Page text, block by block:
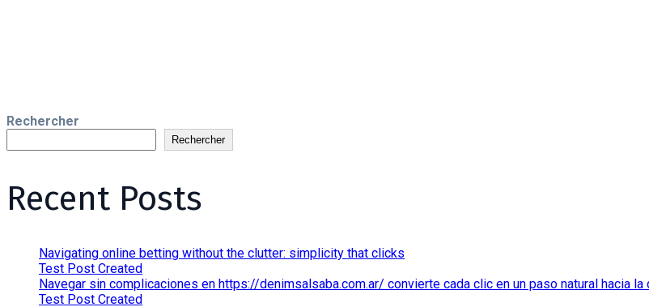
Rechercher
Rechercher
Recent Posts
Navigating online betting without the clutter: simplicity that clicks
Test Post Created
Navegar sin complicaciones en https://denimsalsaba.com.ar/ convierte cada clic en un paso natural hacia la
Test Post Created